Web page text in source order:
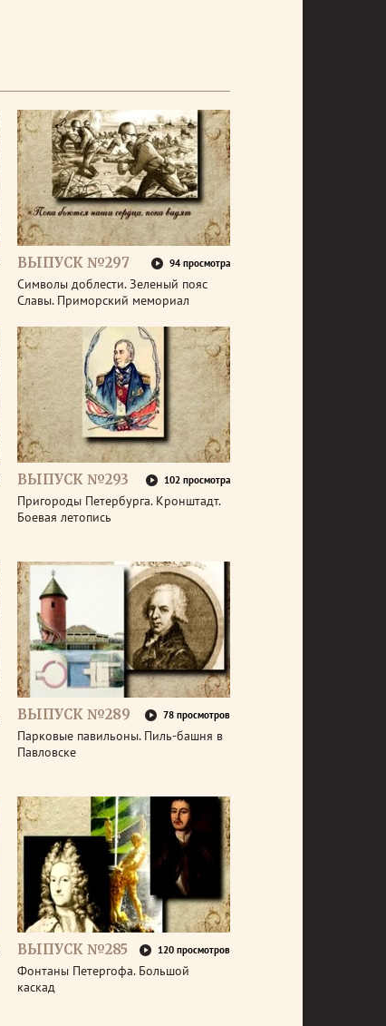
ВЫПУСК №297 94 просмотра
Символы доблести. Зеленый пояс
Славы. Приморский мемориал
ВЫПУСК №293 102 просмотра
Пригороды Петербурга. Кронштадт.
Боевая летопись
ВЫПУСК №289 78 просмотров
Парковые павильоны. Пиль-башня в
Павловске
ВЫПУСК №285 120 просмотров
Фонтаны Петергофа. Большой
каскад